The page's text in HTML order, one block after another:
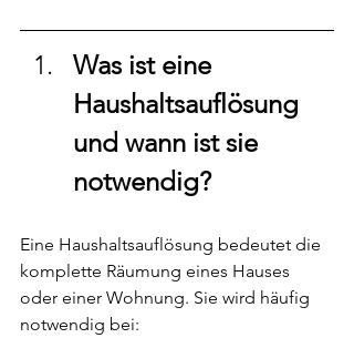
Was ist eine
Haushaltsauflösung
und wann ist sie
notwendig?
Eine Haushaltsauflösung bedeutet die
komplette Räumung eines Hauses
oder einer Wohnung. Sie wird häufig
notwendig bei: